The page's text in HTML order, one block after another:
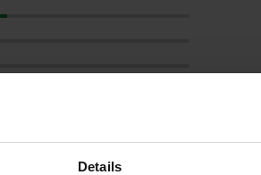
Details